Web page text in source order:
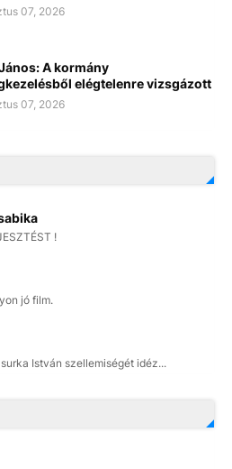
07, 2026
A kormány
elégtelenre vizsgázott
07, 2026
!
jó film.
István szellemiségét idéz...